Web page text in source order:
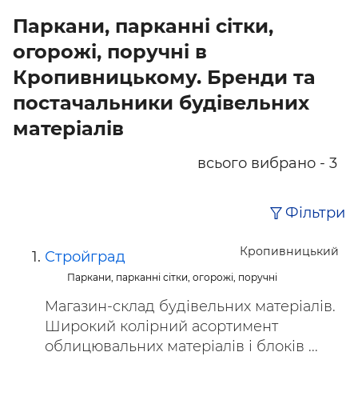
Паркани, парканні сітки,
огорожі, поручні в
Кропивницькому. Бренди та
постачальники будівельних
матеріалів
всього вибрано - 3
Фільтри
Кропивницький
Стройград
Паркани, парканні сітки, огорожі, поручні
Магазин-склад будівельних матеріалів.
Широкий колірний асортимент
облицювальних матеріалів і блоків ...